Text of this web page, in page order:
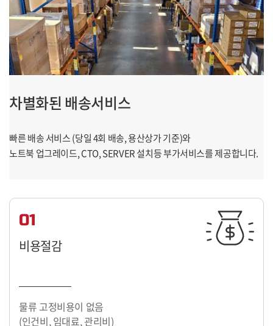
차별화된 배송서비스
빠른 배송 서비스 (당일 4회 배송, 용산상가 기준)와
노트북 업그레이드, CTO, SERVER 설치등 부가서비스를 제공합니다.
01
비용절감
물류 고정비용이 없음
(인건비, 임대료, 관리비)